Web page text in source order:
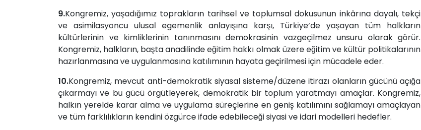
9.Kongremiz, yaşadığımız toprakların tarihsel ve toplumsal dokusunun inkârına dayalı, tekçi
ve asimilasyoncu ulusal egemenlik anlayışına karşı, Türkiye’de yaşayan tüm halkların
kültürlerinin ve kimliklerinin tanınmasını demokrasinin vazgeçilmez unsuru olarak görür.
Kongremiz, halkların, başta anadilinde eğitim hakkı olmak üzere eğitim ve kültür politikalarının
hazırlanmasına ve uygulanmasına katılımının hayata geçirilmesi için mücadele eder.
10.Kongremiz, mevcut anti-demokratik siyasal sisteme/düzene itirazı olanların gücünü açığa
çıkarmayı ve bu gücü örgütleyerek, demokratik bir toplum yaratmayı amaçlar. Kongremiz,
halkın yerelde karar alma ve uygulama süreçlerine en geniş katılımını sağlamayı amaçlayan
ve tüm farklılıkların kendini özgürce ifade edebileceği siyasi ve idari modelleri hedefler.